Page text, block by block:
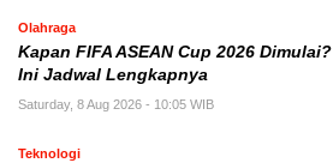
Olahraga
Kapan FIFA ASEAN Cup 2026 Dimulai?
Ini Jadwal Lengkapnya
Saturday, 8 Aug 2026 - 10:05 WIB
Teknologi